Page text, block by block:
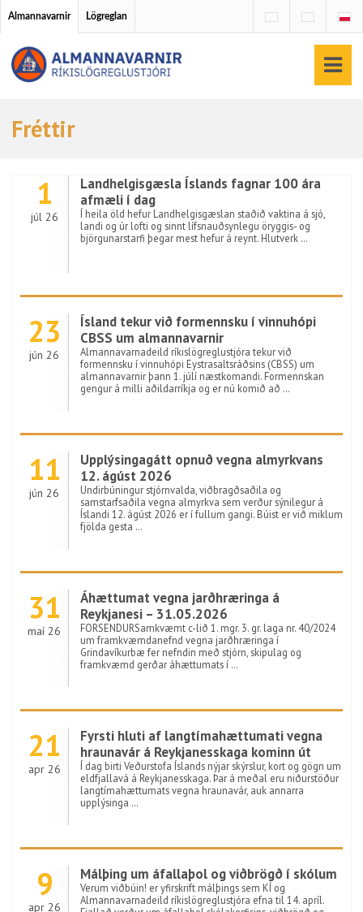
Almannavarnir Lögreglan
Fréttir
1
júl 26
Landhelgisgæsla Íslands fagnar 100 ára
afmæli í dag
Í heila öld hefur Landhelgisgæslan staðið vaktina á sjó,
landi og úr lofti og sinnt lífsnauðsynlegu öryggis- og
björgunarstarfi þegar mest hefur á reynt. Hlutverk …
23
jún 26
Ísland tekur við formennsku í vinnuhópi
CBSS um almannavarnir
Almannavarnadeild ríkislögreglustjóra tekur við
formennsku í vinnuhópi Eystrasaltsráðsins (CBSS) um
almannavarnir þann 1. júlí næstkomandi. Formennskan
gengur á milli aðildarríkja og er nú komið að …
11
jún 26
Upplýsingagátt opnuð vegna almyrkvans
12. ágúst 2026
Undirbúningur stjórnvalda, viðbragðsaðila og
samstarfsaðila vegna almyrkva sem verður sýnilegur á
Íslandi 12. ágúst 2026 er í fullum gangi. Búist er við miklum
fjölda gesta …
31
maí 26
Áhættumat vegna jarðhræringa á
Reykjanesi – 31.05.2026
FORSENDURSamkvæmt c-lið 1. mgr. 3. gr. laga nr. 40/2024
um framkvæmdanefnd vegna jarðhræringa í
Grindavíkurbæ fer nefndin með stjórn, skipulag og
framkvæmd gerðar áhættumats í …
21
apr 26
Fyrsti hluti af langtímahættumati vegna
hraunavár á Reykjanesskaga kominn út
Í dag birti Veðurstofa Íslands nýjar skýrslur, kort og gögn um
eldfjallavá á Reykjanesskaga. Þar á meðal eru niðurstöður
langtímahættumats vegna hraunavár, auk annarra
upplýsinga …
9
apr 26
Málþing um áfallaþol og viðbrögð í skólum
Verum viðbúin! er yfirskrift málþings sem KÍ og
Almannavarnadeild ríkislögreglustjóra efna til 14. apríl.